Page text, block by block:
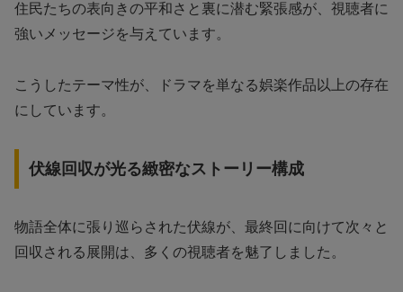
住民たちの表向きの平和さと裏に潜む緊張感が、視聴者に
強いメッセージを与えています。
こうしたテーマ性が、ドラマを単なる娯楽作品以上の存在
にしています。
伏線回収が光る緻密なストーリー構成
物語全体に張り巡らされた伏線が、最終回に向けて次々と
回収される展開は、多くの視聴者を魅了しました。